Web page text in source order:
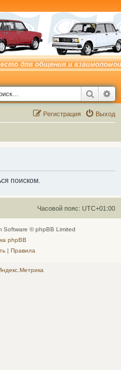
Поиск
Выход
Регистрация
поиском.
Часовой пояс: UTC+01:00
Software © phpBB Limited
phpBB
| Правила